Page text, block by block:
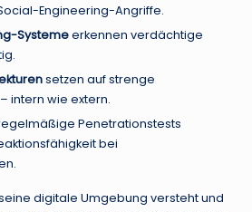
Engineering-Angriffe.
Systemeerkennen verdächtige
setzen auf strenge
intern wie extern.
Penetrationstests
bei
digitale Umgebung versteht und